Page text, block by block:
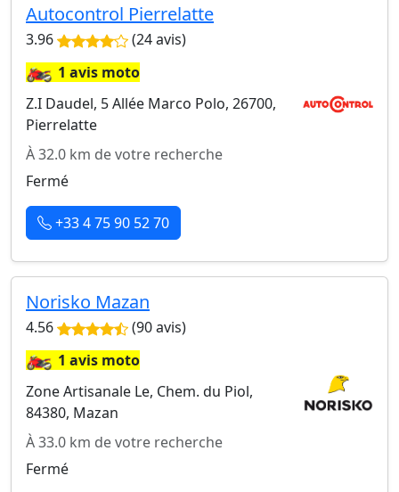
Autocontrol Pierrelatte
3.96 (24 avis)
🏍️1 avis moto
Z.I Daudel, 5 Allée Marco Polo, 26700,
Pierrelatte
À 32.0 km de votre recherche
Fermé
+33 4 75 90 52 70
Norisko Mazan
4.56 (90 avis)
🏍️1 avis moto
Zone Artisanale Le, Chem. du Piol,
84380, Mazan
À 33.0 km de votre recherche
Fermé